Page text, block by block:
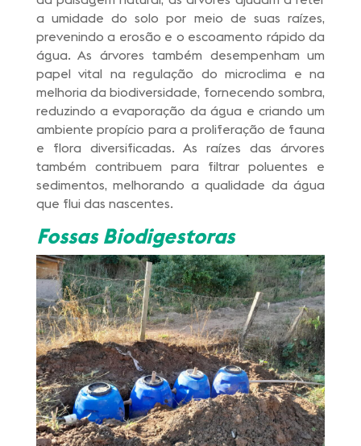
a umidade do solo por meio de suas raízes,
prevenindo a erosão e o escoamento rápido da
água. As árvores também desempenham um
papel vital na regulação do microclima e na
melhoria da biodiversidade, fornecendo sombra,
reduzindo a evaporação da água e criando um
ambiente propício para a proliferação de fauna
e flora diversificadas. As raízes das árvores
também contribuem para filtrar poluentes e
sedimentos, melhorando a qualidade da água
que flui das nascentes.
Fossas Biodigestoras